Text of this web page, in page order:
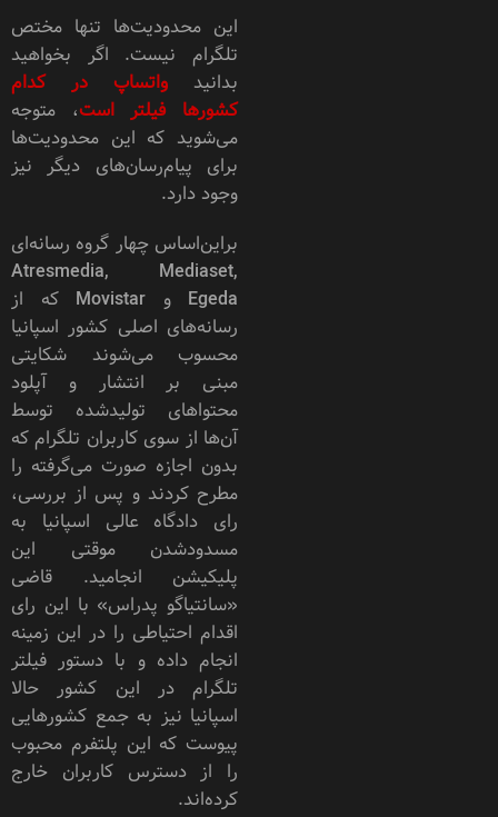
این محدودیت‌ها تنها مختص
تلگرام نیست. اگر بخواهید
بدانید
واتساپ در کدام
کشورها فیلتر است، متوجه
می‌شوید که این محدودیت‌ها
برای پیام‌رسان‌های دیگر نیز
وجود دارد.
براین‌اساس چهار گروه رسانه‌ای
Atresmedia, Mediaset,
Egeda و Movistar که از
رسانه‌های اصلی کشور اسپانیا
محسوب می‌شوند شکایتی
مبنی بر انتشار و آپلود
محتواهای تولیدشده توسط
آن‌ها از سوی کاربران تلگرام که
بدون اجازه صورت می‌گرفته را
مطرح کردند و پس از بررسی،
رای دادگاه عالی اسپانیا به
مسدودشدن موقتی این
پلیکیشن انجامید. قاضی
«سانتیاگو پدراس» با این رای
اقدام احتیاطی را در این زمینه
انجام داده و با دستور فیلتر
تلگرام در این کشور حالا
اسپانیا نیز به جمع کشورهایی
پیوست که این پلتفرم محبوب
را از دسترس کاربران خارج
کرده‌اند.